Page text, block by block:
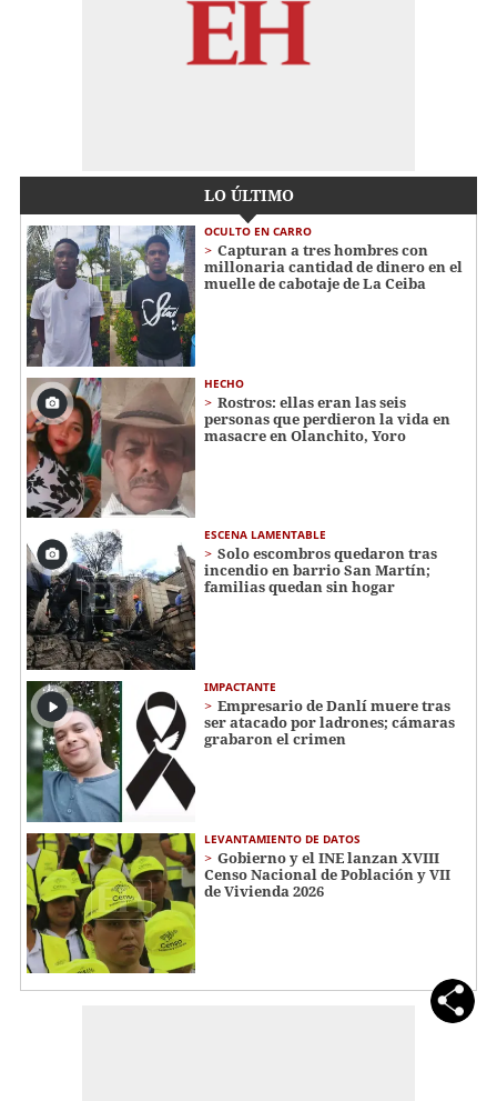
LO ÚLTIMO
OCULTO EN CARRO
Capturan a tres hombres con
millonaria cantidad de dinero en el
muelle de cabotaje de La Ceiba
HECHO
Rostros: ellas eran las seis
personas que perdieron la vida en
masacre en Olanchito, Yoro
ESCENA LAMENTABLE
Solo escombros quedaron tras
incendio en barrio San Martín;
familias quedan sin hogar
IMPACTANTE
Empresario de Danlí muere tras
ser atacado por ladrones; cámaras
grabaron el crimen
LEVANTAMIENTO DE DATOS
Gobierno y el INE lanzan XVIII
Censo Nacional de Población y VII
de Vivienda 2026